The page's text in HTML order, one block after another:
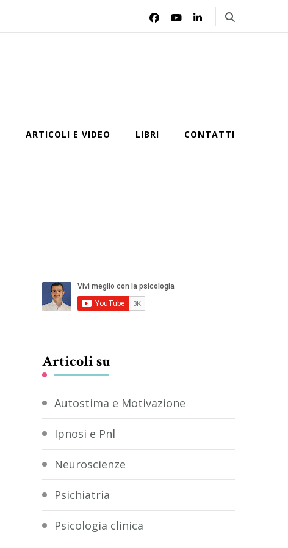
ARTICOLI E VIDEO LIBRI CONTATTI
Articoli su
Autostima e Motivazione
Ipnosi e Pnl
Neuroscienze
Psichiatria
Psicologia clinica